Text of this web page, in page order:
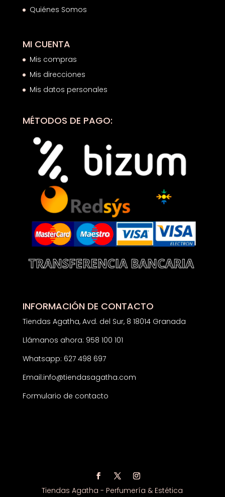
Quiénes Somos
MI CUENTA
Mis compras
Mis direcciones
Mis datos personales
MÉTODOS DE PAGO:
INFORMACIÓN DE CONTACTO
Tiendas Agatha, Avd. del Sur, 8 18014 Granada
Llámanos ahora: 958 100 101
Whatsapp: 627 498 697
Email:info@tiendasagatha.com
Formulario de contacto
Tiendas Agatha - Perfumería & Estética